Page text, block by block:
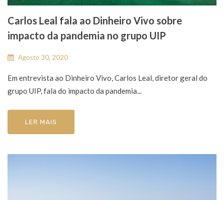
Carlos Leal fala ao Dinheiro Vivo sobre
impacto da pandemia no grupo UIP
Agosto 30, 2020
Em entrevista ao Dinheiro Vivo, Carlos Leal, diretor geral do
grupo UIP, fala do impacto da pandemia...
LER MAIS